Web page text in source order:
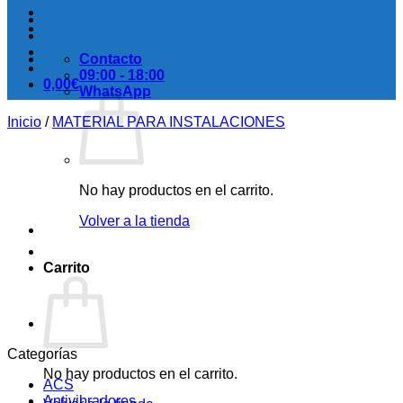
0,00€
No hay productos en el carrito.
Volver a la tienda
Carrito
No hay productos en el carrito.
Contacto
09:00 - 18:00
WhatsApp
Inicio / MATERIAL PARA INSTALACIONES
Categorías
ACS